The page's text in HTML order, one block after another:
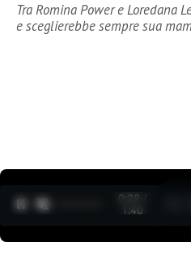
Tra Romina Power e Loredana
e sceglierebbe sempre sua
0:30 /
1:40